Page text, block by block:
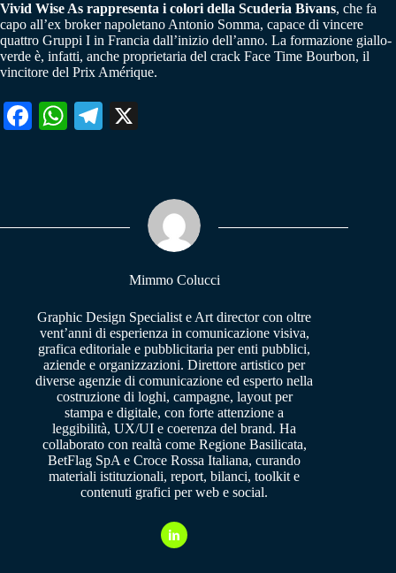
Vivid Wise As rappresenta i colori della Scuderia Bivans, che fa
capo all’ex broker napoletano Antonio Somma, capace di vincere
quattro Gruppi I in Francia dall’inizio dell’anno. La formazione giallo-
verde è, infatti, anche proprietaria del crack Face Time Bourbon, il
vincitore del Prix Amérique.
Fa W
pp
Te
m
Mimmo Colucci
Graphic Design Specialist e Art director con oltre
vent’anni di esperienza in comunicazione visiva,
grafica editoriale e pubblicitaria per enti pubblici,
aziende e organizzazioni. Direttore artistico per
diverse agenzie di comunicazione ed esperto nella
costruzione di loghi, campagne, layout per
stampa e digitale, con forte attenzione a
leggibilità, UX/UI e coerenza del brand. Ha
collaborato con realtà come Regione Basilicata,
BetFlag SpA e Croce Rossa Italiana, curando
materiali istituzionali, report, bilanci, toolkit e
contenuti grafici per web e social.